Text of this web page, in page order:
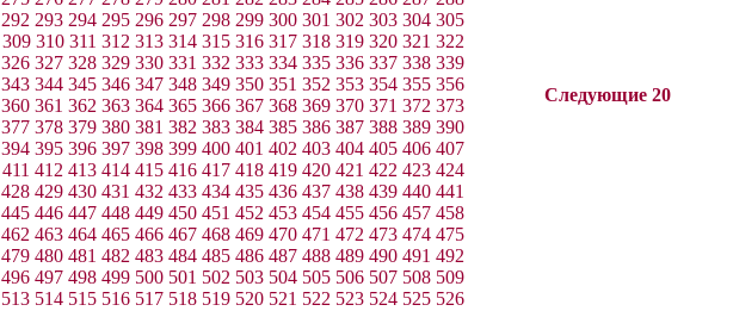
292 293 294 295 296 297 298 299 300 301 302 303 304 305
309 310 311 312 313 314 315 316 317 318 319 320 321 322
326 327 328 329 330 331 332 333 334 335 336 337 338 339
343 344 345 346 347 348 349 350 351 352 353 354 355 356
360 361 362 363 364 365 366 367 368 369 370 371 372 373
377 378 379 380 381 382 383 384 385 386 387 388 389 390
394 395 396 397 398 399 400 401 402 403 404 405 406 407
411 412 413 414 415 416 417 418 419 420 421 422 423 424
428 429 430 431 432 433 434 435 436 437 438 439 440 441
445 446 447 448 449 450 451 452 453 454 455 456 457 458
462 463 464 465 466 467 468 469 470 471 472 473 474 475
479 480 481 482 483 484 485 486 487 488 489 490 491 492
496 497 498 499 500 501 502 503 504 505 506 507 508 509
513 514 515 516 517 518 519 520 521 522 523 524 525 526
Следующие 20